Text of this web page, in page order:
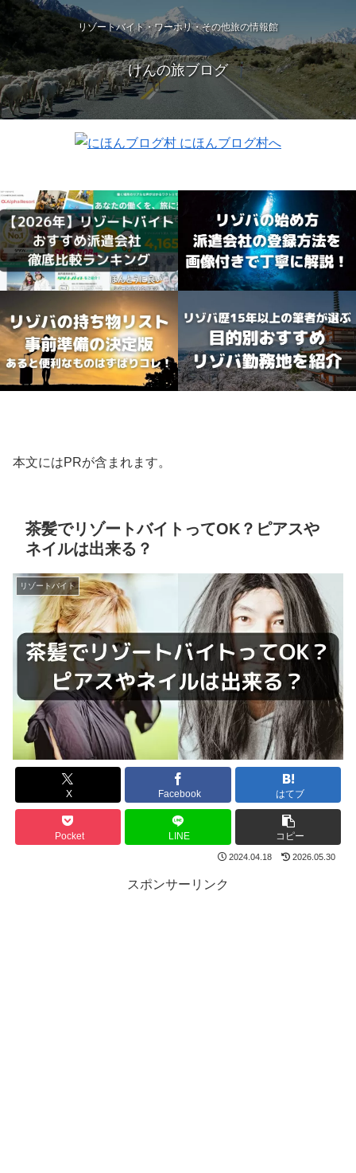
リゾートバイト・ワーホリ・その他旅の情報館
けんの旅ブログ
本文にはPRが含まれます。
茶髪でリゾートバイトってOK？ピアスや
ネイルは出来る？
リゾートバイト
X Facebook はてブ
Pocket LINE コピー
2024.04.18 2026.05.30
スポンサーリンク